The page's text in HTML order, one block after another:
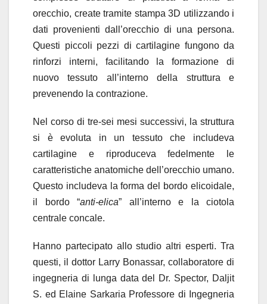
orecchio, create tramite stampa 3D utilizzando i
dati provenienti dall’orecchio di una persona.
Questi piccoli pezzi di cartilagine fungono da
rinforzi interni, facilitando la formazione di
nuovo tessuto all’interno della struttura e
prevenendo la contrazione.
Nel corso di tre-sei mesi successivi, la struttura
si è evoluta in un tessuto che includeva
cartilagine e riproduceva fedelmente le
caratteristiche anatomiche dell’orecchio umano.
Questo includeva la forma del bordo elicoidale,
il bordo “anti-elica” all’interno e la ciotola
centrale concale.
Hanno partecipato allo studio altri esperti. Tra
questi, il dottor Larry Bonassar, collaboratore di
ingegneria di lunga data del Dr. Spector, Daljit
S. ed Elaine Sarkaria Professore di Ingegneria